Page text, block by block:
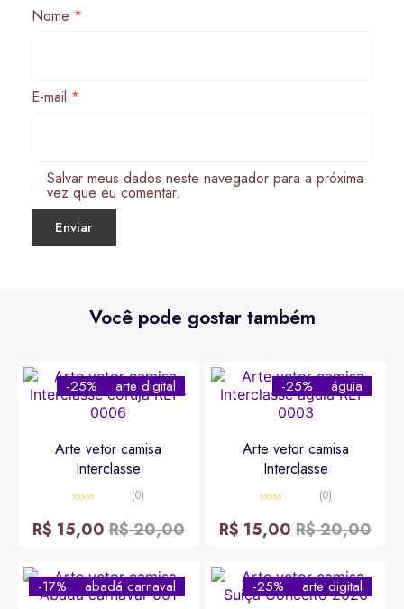
Nome *
E-mail *
Salvar meus dados neste navegador para a próxima
vez que eu comentar.
Você pode gostar também
-25% arte digital
Arte vetor camisa
Interclasse
0
de
(0)
R$20,00
R$ 15,00
-25% águia
Arte vetor camisa
Interclasse
0
de
(0)
R$20,00
R$ 15,00
-17% abadá carnaval -25% arte digital